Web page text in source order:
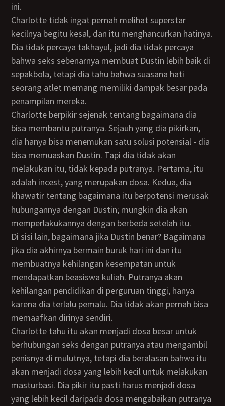
ini.
Charlotte tidak ingat pernah melihat superstar
kecilnya begitu kesal, dan itu menghancurkan hatinya.
Dia tidak percaya takhayul, jadi dia tidak percaya
bahwa seks sebenarnya membuat Dustin lebih baik di
sepakbola, tetapi dia tahu bahwa suasana hati
seorang atlet memang memiliki dampak besar pada
penampilan mereka.
Charlotte berpikir sejenak tentang bagaimana dia
bisa membantu putranya. Sejauh yang dia pikirkan,
dia hanya bisa menemukan satu solusi potensial - dia
bisa memuaskan Dustin. Tapi dia tidak akan
melakukan itu, tidak kepada putranya. Pertama, itu
adalah incest, yang merupakan dosa. Kedua, dia
khawatir tentang bagaimana itu berpotensi merusak
hubungannya dengan Dustin; mungkin dia akan
memperlakukannya dengan berbeda setelah itu.
Di sisi lain, bagaimana jika Dustin benar? Bagaimana
jika dia akhirnya bermain buruk hari ini dan itu
membuatnya kehilangan kesempatan untuk
mendapatkan beasiswa kuliah. Putranya akan
kehilangan pendidikan di perguruan tinggi, hanya
karena dia terlalu pemalu. Dia tidak akan pernah bisa
memaafkan dirinya sendiri.
Charlotte tahu itu akan menjadi dosa besar untuk
berhubungan seks dengan putranya atau mengambil
penisnya di mulutnya, tetapi dia beralasan bahwa itu
akan menjadi dosa yang lebih kecil untuk melakukan
masturbasi. Dia pikir itu pasti harus menjadi dosa
yang lebih kecil daripada dosa mengabaikan putranya